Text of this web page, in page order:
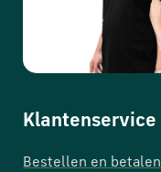
Klantenservice
Bestellen en betalen